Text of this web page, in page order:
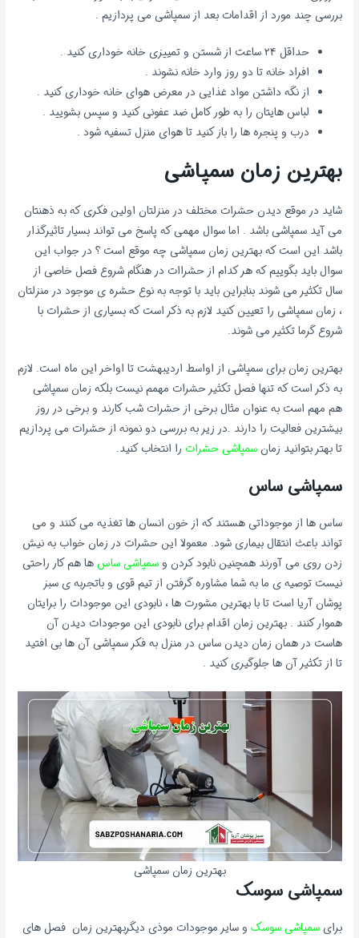
بررسی چند مورد از اقدامات بعد از سمپاشی می پردازیم .
حداقل 24 ساعت از شستن و تمییزی خانه خوداری کنید .
افراد خانه تا دو روز وارد خانه نشوند .
از نگه داشتن مواد غذایی در معرض هوای خانه خوداری کنید .
لباس هایتان را به طور کامل ضد عفونی کنید و سپس بشویید .
درب و پنجره ها را باز کنید تا هوای منزل تسفیه شود .
بهترین زمان سمپاشی
شاید در موقع دیدن حشرات مختلف در منزلتان اولین فکری که به ذهنتان
می آید سمپاشی باشد . اما سوال مهمی که پاسخ می تواند بسیار تاثیرگذار
باشد این است که بهترین زمان سمپاشی چه موقع است ؟ در جواب این
سوال باید بگوییم که هر کدام از حشراات در هنگام شروع فصل خاصی از
سال تکثیر می شوند بنابراین باید با توجه به نوع حشره ی موجود در منزلتان
، زمان سمپاشی را تعیین کنید لازم به ذکر است که بسیاری از حشرات با
شروع گرما تکثیر می شوند.
بهترین زمان برای سمپاشی از اواسط اردیبهشت تا اواخر این ماه است. لازم
به ذکر است که تنها فصل تکثیر حشرات مهمم نیست بلکه زمان سمپاشی
هم مهم است به عنوان مثال برخی از حشرات شب کارند و برخی در روز
بیشترین فعالیت را دارند .در زیر به بررسی دو نمونه از حشرات می پردازیم
تا بهتر بتوانید زمانسمپاشی حشرات را انتخاب کنید.
سمپاشی ساس
ساس ها از موجوداتی هستند که از خون انسان ها تغذیه می کنند و می
تواند باعث انتقال بیماری شود. معمولا این حشرات در زمان خواب به نیش
زدن روی می آورند همچنین نابود کردن وسمپاشی ساسها هم کار راحتی
نیست توصیه ی ما به شما مشاوره گرفتن از تیم قوی و باتجربه ی سبز
پوشان آریا است تا با بهترین مشورت ها ، نابودی این موجودات را برایتان
هموار کنند . بهترین زمان اقدام برای نابودی این موجودات دیدن آن
هاست در همان زمان دیدن ساس در منزل به فکر سمپاشی آن ها بی افتید
تا از تکثیر آن ها جلوگیری کنید .
بهترین زمان سمپاشی
سمپاشی سوسک
برایسمپاشی سوسک و سایر موجودات موذی دیگربهترین زمان فصل های